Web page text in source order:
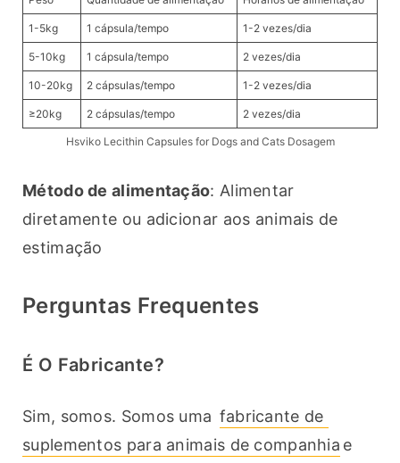
1-5kg 1 cápsula/tempo 1-2 vezes/dia
5-10kg 1 cápsula/tempo 2 vezes/dia
10-20kg 2 cápsulas/tempo 1-2 vezes/dia
≥20kg 2 cápsulas/tempo 2 vezes/dia
Hsviko Lecithin Capsules for Dogs and Cats Dosagem
Método de alimentação: Alimentar
diretamente ou adicionar aos animais de
estimação
Perguntas Frequentes
É O Fabricante?
Sim, somos. Somos uma fabricante de
suplementos para animais de companhia e